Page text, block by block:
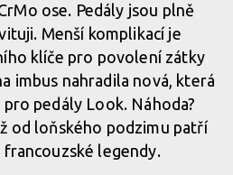
ose. Pedály jsou plně
Menší komplikací je
klíče pro povolení zátky
imbus nahradila nová, která
pedály Look. Náhoda?
od loňského podzimu patří
legendy.